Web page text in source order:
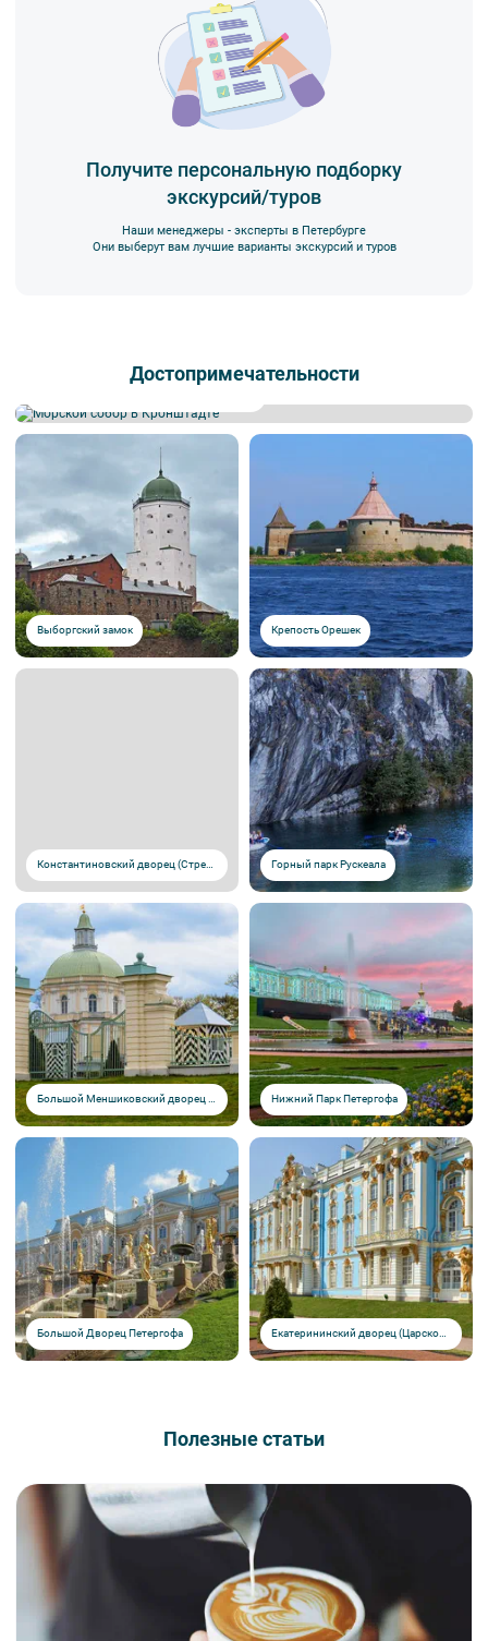
Получите персональную подборку
экскурсий/туров
Наши менеджеры - эксперты в Петербурге
Они выберут вам лучшие варианты экскурсий и туров
Достопримечательности
Выборгский замок Крепость Орешек
Константиновский дворец (Стрельна) Горный парк Рускеала
Большой Меншиковский дворец (Ораниенбаум) Нижний Парк Петергофа
Большой Дворец Петергофа Екатерининский дворец (Царское село)
Полезные статьи